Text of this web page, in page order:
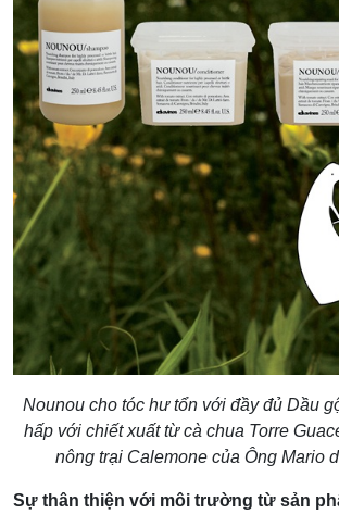
Nounou cho tóc hư tổn với đầy đủ Dầu
hấp với chiết xuất từ cà chua Torre
nông trại Calemone của Ông Mario
Sự thân thiện với môi trường từ sản